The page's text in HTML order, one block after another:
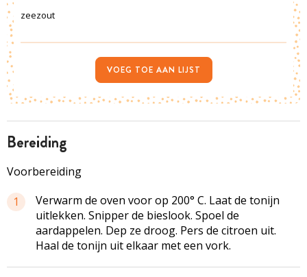
bereiding
Voorbereiding
1
Verwarm de oven voor op 200° C. Laat de tonijn
uitlekken. Snipper de bieslook. Spoel de
aardappelen. Dep ze droog. Pers de citroen uit.
Haal de tonijn uit elkaar met een vork.
zeezout
VOEG TOE AAN LIJST